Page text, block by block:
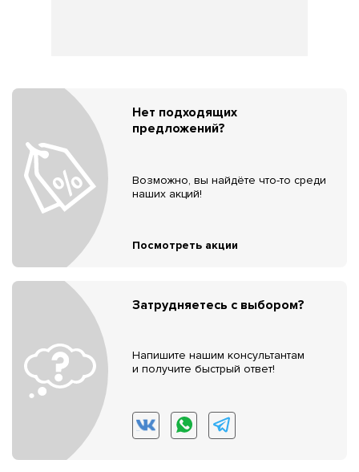
Нет подходящих
предложений?
Возможно, вы найдёте что-то среди
наших акций!
Посмотреть акции
Затрудняетесь с выбором?
Напишите нашим консультантам
и получите быстрый ответ!